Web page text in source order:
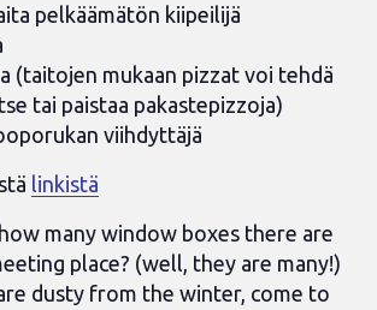
pelkäämätön kiipeilijä
(taitojen mukaan pizzat voi tehdä
tai paistaa pakastepizzoja)
viihdyttäjä
linkistä
many window boxes there are
place? (well, they are many!)
dusty from the winter, come to